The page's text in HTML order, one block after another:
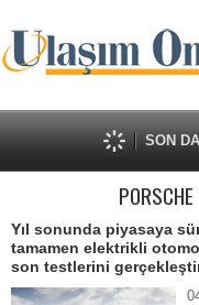
SON
Yıl sonunda piyasaya
tamamen elektrikli
son testlerini